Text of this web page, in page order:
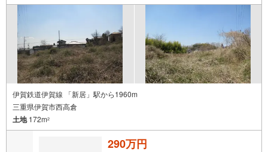
伊賀鉄道伊賀線 「新居」駅から1960m
三重県伊賀市西高倉
土地172m2
290万円